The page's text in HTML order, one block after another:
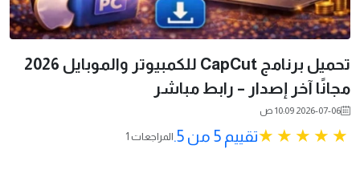
تحميل برنامج CapCut للكمبيوتر والموبايل 2026
مجانًا آخر إصدار – رابط مباشر
2026-07-06 10:09 ص
تقييم 5 من 5. 1 المراجعات